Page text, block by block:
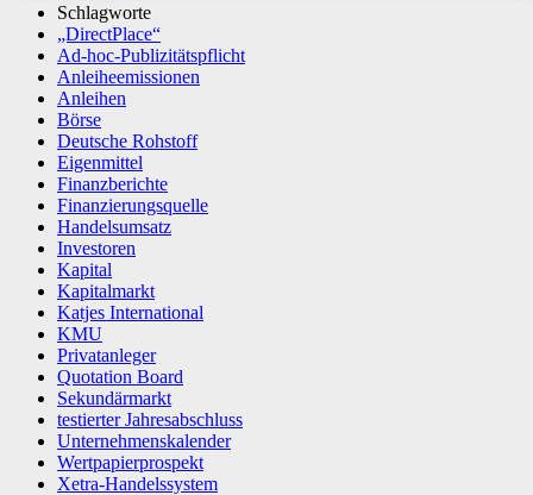
Schlagworte
„DirectPlace“
Ad-hoc-Publizitätspflicht
Anleiheemissionen
Anleihen
Börse
Deutsche Rohstoff
Eigenmittel
Finanzberichte
Finanzierungsquelle
Handelsumsatz
Investoren
Kapital
Kapitalmarkt
Katjes International
KMU
Privatanleger
Quotation Board
Sekundärmarkt
testierter Jahresabschluss
Unternehmenskalender
Wertpapierprospekt
Xetra-Handelssystem